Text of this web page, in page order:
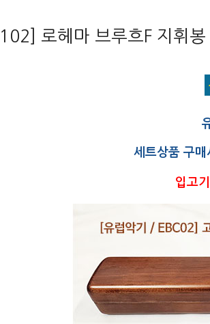
[102] 로헤마 브루흐F 지휘
세트상품 구
입고